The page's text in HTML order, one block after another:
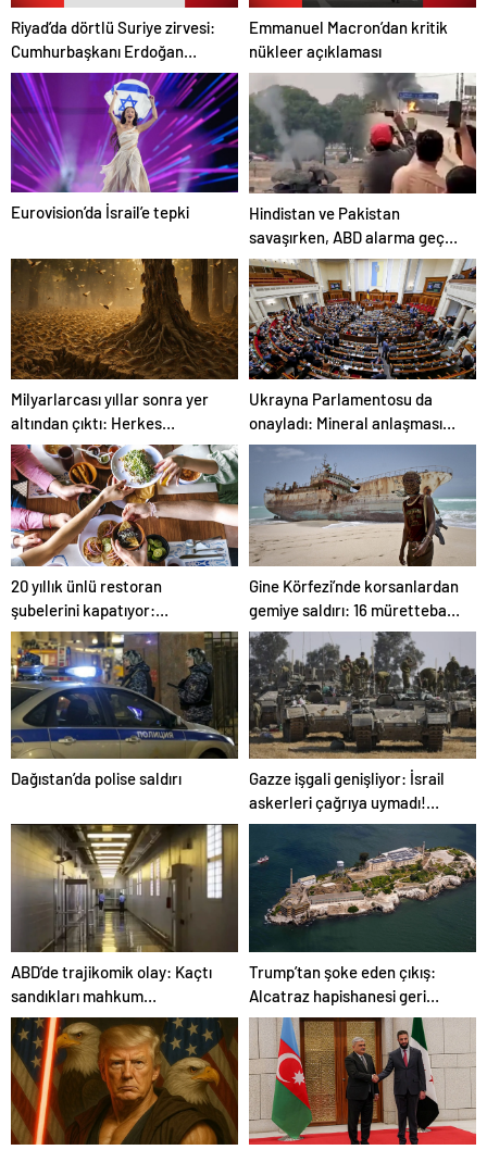
Riyad’da dörtlü Suriye zirvesi:
Cumhurbaşkanı Erdoğan
Trump, Selman ve Şara ile
görüştü
Emmanuel Macron’dan kritik
nükleer açıklaması
Eurovision’da İsrail’e tepki
Hindistan ve Pakistan
savaşırken, ABD alarma geçti:
‘Bölgeler tahliye ediliyor’
Milyarlarcası yıllar sonra yer
altından çıktı: Herkes
şikayetçi ama çözüm yok
Ukrayna Parlamentosu da
onayladı: Mineral anlaşması
devreye girdi
20 yıllık ünlü restoran
şubelerini kapatıyor:
Müşterilerine duygusal veda
Gine Körfezi’nde korsanlardan
gemiye saldırı: 16 mürettebat
kaçırıldı
Dağıstan’da polise saldırı
Gazze işgali genişliyor: İsrail
askerleri çağrıya uymadı!
Husiler’den Siyonistlere
ABD’de trajikomik olay: Kaçtı
sandıkları mahkum…
Trump’tan şoke eden çıkış:
Alcatraz hapishanesi geri
dönüyor